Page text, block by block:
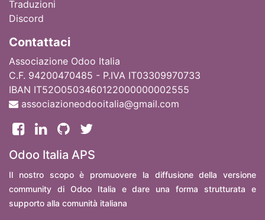
Traduzioni
Discord
Contattaci
Associazione Odoo Italia
C.F. 94200470485 - P.IVA IT03309970733
IBAN IT52O0503460122000000002555
associazioneodooitalia@gmail.com
Odoo Italia APS
Il nostro scopo è promuovere la diffusione della versione
community di Odoo Italia e dare una forma strutturata e
supporto alla comunità italiana